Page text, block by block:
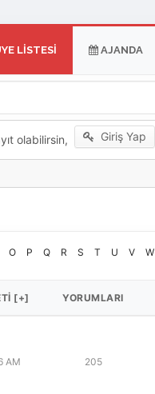
LISTESI AJANDA
Giriş Yap
olabilirsin,
O P Q R S T U V W
[+] YORUMLARI
AM 205